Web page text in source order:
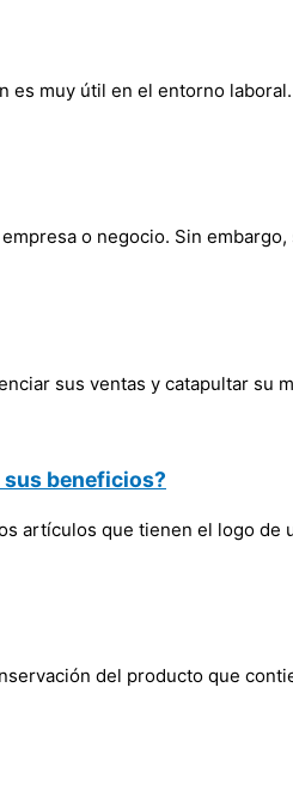
es muy útil en el entorno
o negocio. Sin
sus ventas y catapultar su
sus beneficios?
artículos que tienen el logo de
del producto que